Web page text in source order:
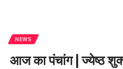
NEWS
आज का पंचांग | ज्येष्ठ